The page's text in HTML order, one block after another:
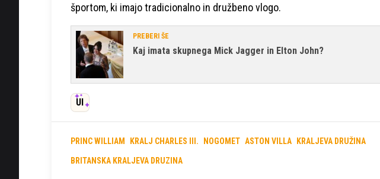
športom, ki imajo tradicionalno in družbeno vlogo.
PREBERI ŠE
Kaj imata skupnega Mick Jagger in Elton John?
UI
PRINC WILLIAM KRALJ CHARLES III. NOGOMET ASTON VILLA KRALJEVA DRUŽINA
BRITANSKA KRALJEVA DRUZINA